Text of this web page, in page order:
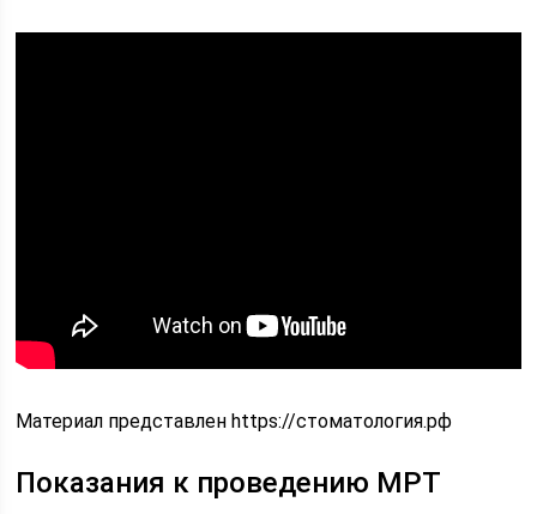
Материал представлен https://стоматология.рф
Показания к проведению МРТ